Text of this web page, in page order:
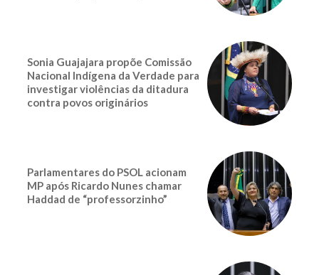
Sonia Guajajara propõe Comissão
Nacional Indígena da Verdade para
investigar violências da ditadura
contra povos originários
Parlamentares do PSOL acionam
MP após Ricardo Nunes chamar
Haddad de “professorzinho”